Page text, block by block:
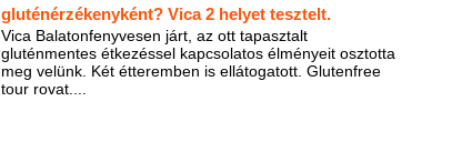
gluténérzékenyként? Vica 2 helyet tesztelt.
Vica Balatonfenyvesen járt, az ott tapasztalt
gluténmentes étkezéssel kapcsolatos élményeit osztotta
meg velünk. Két étteremben is ellátogatott. Glutenfree
tour rovat....